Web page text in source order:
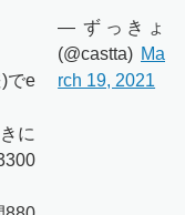
でe
に
— ずっきょ
(@castta) Ma
rch 19, 2021